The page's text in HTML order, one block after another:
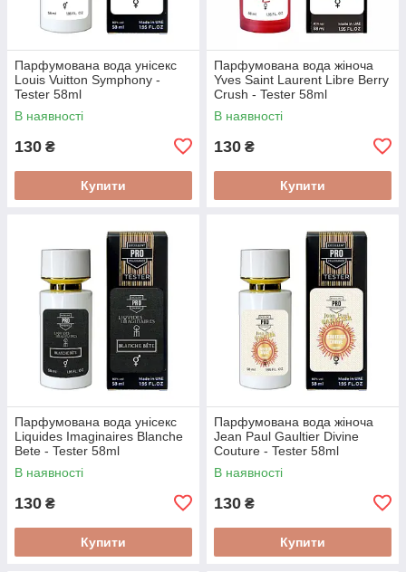
Парфумована вода унісекс
Louis Vuitton Symphony -
Tester 58ml
В наявності
130 ₴
Купити
Парфумована вода жіноча
Yves Saint Laurent Libre Berry
Crush - Tester 58ml
В наявності
130 ₴
Купити
Парфумована вода унісекс
Liquides Imaginaires Blanche
Bete - Tester 58ml
В наявності
130 ₴
Купити
Парфумована вода жіноча
Jean Paul Gaultier Divine
Couture - Tester 58ml
В наявності
130 ₴
Купити